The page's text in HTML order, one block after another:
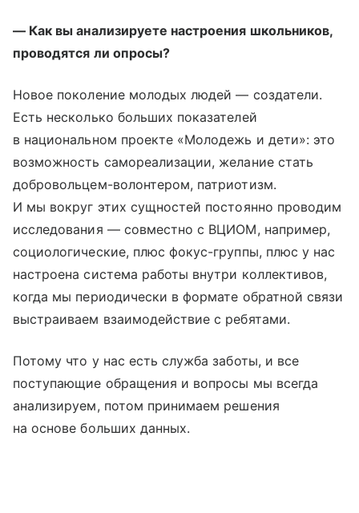
— Как вы анализируете настроения школьников,
проводятся ли опросы?
Новое поколение молодых людей — создатели.
Есть несколько больших показателей
в национальном проекте «Молодежь и дети»: это
возможность самореализации, желание стать
добровольцем-волонтером, патриотизм.
И мы вокруг этих сущностей постоянно проводим
исследования — совместно с ВЦИОМ, например,
социологические, плюс фокус-группы, плюс у нас
настроена система работы внутри коллективов,
когда мы периодически в формате обратной связи
выстраиваем взаимодействие с ребятами.
Потому что у нас есть служба заботы, и все
поступающие обращения и вопросы мы всегда
анализируем, потом принимаем решения
на основе больших данных.